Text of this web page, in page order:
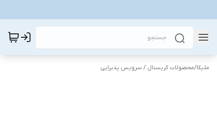
ملیکا/محصولات کریستال / سرویس پذیرایی